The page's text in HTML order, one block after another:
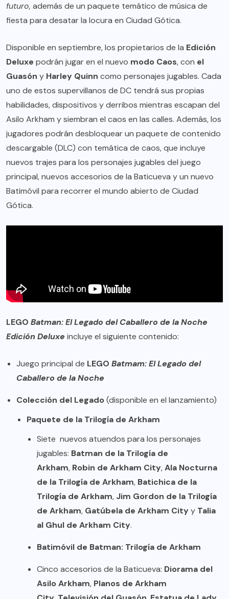
futuro, además de un paquete temático de música de
fiesta para desatar la locura en Ciudad Gótica.
Disponible en septiembre, los propietarios de la Edición
Deluxe podrán jugar en el nuevo modo Caos, con el
Guasón y Harley Quinn como personajes jugables. Cada
uno de estos supervillanos de DC tendrá sus propias
habilidades, dispositivos y derribos mientras escapan del
Asilo Arkham y siembran el caos en las calles. Además, los
jugadores podrán desbloquear un paquete de contenido
descargable (DLC) con temática de caos, que incluye
nuevos trajes para los personajes jugables del juego
principal, nuevos accesorios de la Baticueva y un nuevo
Batimóvil para recorrer el mundo abierto de Ciudad
Gótica.
LEGO Batman: El Legado del Caballero de la Noche
Edición Deluxe incluye el siguiente contenido:
Juego principal de LEGO Batmam: El Legado del
Caballero de la Noche
Colección del Legado(disponible en el lanzamiento)
Paquete de la Trilogía de Arkham
Siete nuevos atuendos para los personajes
jugables: Batman de la Trilogía de
Arkham, Robin de Arkham City,Ala Nocturna
de la Trilogía de Arkham, Batichica de la
Trilogía de Arkham, Jim Gordon de la Trilogía
de Arkham, Gatúbela de Arkham Cityy Talia
al Ghul de Arkham City.
Batimóvil de Batman: Trilogía de Arkham
Cinco accesorios de la Baticueva: Diorama del
Asilo Arkham, Planos de Arkham